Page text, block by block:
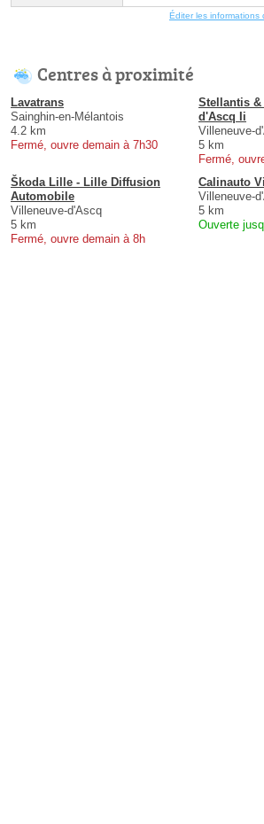
Éditer les informations
Centres à proximité
Lavatrans
Sainghin-en-Mélantois
4.2 km
Fermé, ouvre demain à 7h30
Stellantis
d'Ascq Ii
Villeneuve-
5 km
Fermé,
Škoda Lille - Lille Diffusion
Automobile
Villeneuve-d'Ascq
5 km
Fermé, ouvre demain à 8h
Calinauto
Villeneuve-
5 km
Ouverte